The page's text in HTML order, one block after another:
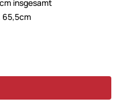
insgesamt
65,5cm